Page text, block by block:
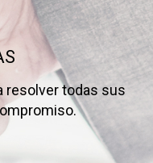
resolver todas sus